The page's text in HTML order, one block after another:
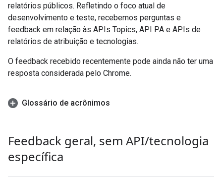
relatórios públicos. Refletindo o foco atual de
desenvolvimento e teste, recebemos perguntas e
feedback em relação às APIs Topics, API PA e APIs de
relatórios de atribuição e tecnologias.
O feedback recebido recentemente pode ainda não ter uma
resposta considerada pelo Chrome.
Glossário de acrônimos
Feedback geral, sem API/tecnologia
específica